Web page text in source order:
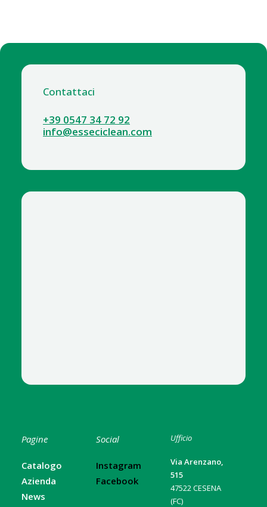
Contattaci
+39 0547 34 72 92
info@esseciclean.com
Pagine
Catalogo
Azienda
News
Social
Instagram
Facebook
Ufficio
Via Arenzano,
515
47522 CESENA
(FC)